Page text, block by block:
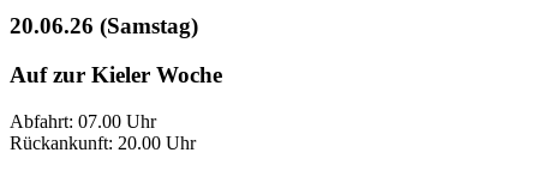
20.06.26 (Samstag)
Auf zur Kieler Woche
Abfahrt: 07.00 Uhr
Rückankunft: 20.00 Uhr